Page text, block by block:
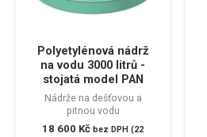
Polyetylénová nádrž
na vodu 3000 litrů -
stojatá model PAN
Nádrže na dešťovou a
pitnou vodu
18 600 Kč bez DPH (22